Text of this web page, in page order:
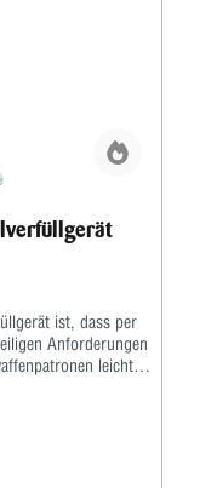
Alu-Pulverausläufe,
ist, dass per
Anforderungen
leicht
der Zylinder
Ringes zur